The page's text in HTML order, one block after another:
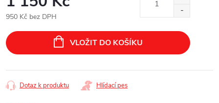
950 Kč bez DPH
cena:
VLOŽIT DO KOŠÍKU
Dotaz k produktu Hlídací pes